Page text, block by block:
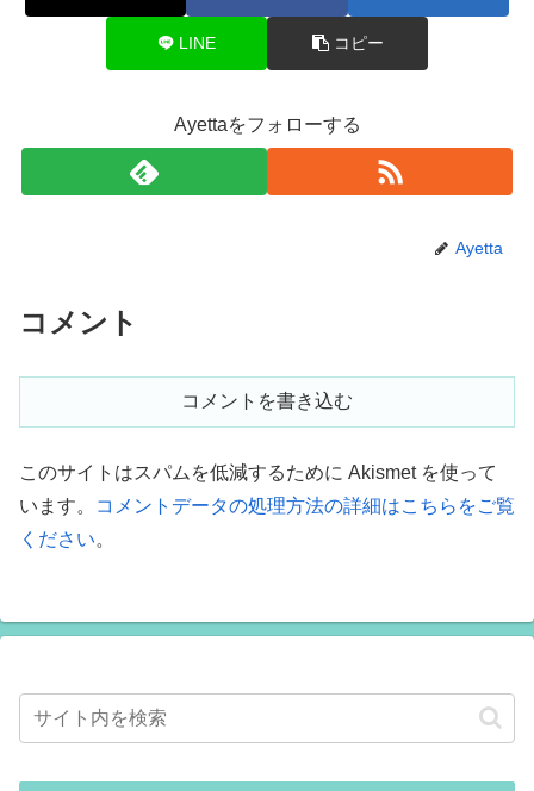
LINE コピー
Ayettaをフォローする
Ayetta
コメント
コメントを書き込む
このサイトはスパムを低減するために Akismet を使って
います。
コメントデータの処理方法の詳細はこちらをご覧
ください。